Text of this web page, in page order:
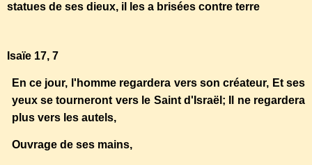
statues de ses dieux, il les a brisées contre terre
Isaïe 17, 7
En ce jour, l'homme regardera vers son créateur, Et ses
yeux se tourneront vers le Saint d'Israël; Il ne regardera
plus vers les autels,
Ouvrage de ses mains,